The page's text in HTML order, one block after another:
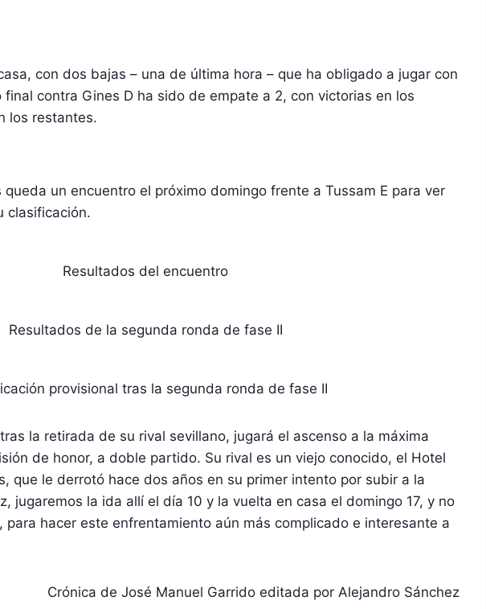
con dos bajas – una de última hora – que ha obligado a jugar con
contra Gines D ha sido de empate a 2, con victorias en los
los restantes.
un encuentro el próximo domingo frente a Tussam E para ver
clasificación.
Resultados del encuentro
Resultados de la segunda ronda de fase II
provisional tras la segunda ronda de fase II
la retirada de su rival sevillano, jugará el ascenso a la máxima
de honor, a doble partido. Su rival es un viejo conocido, el Hotel
que le derrotó hace dos años en su primer intento por subir a la
jugaremos la ida allí el día 10 y la vuelta en casa el domingo 17, y no
para hacer este enfrentamiento aún más complicado e interesante a
Crónica de José Manuel Garrido editada por Alejandro Sánchez